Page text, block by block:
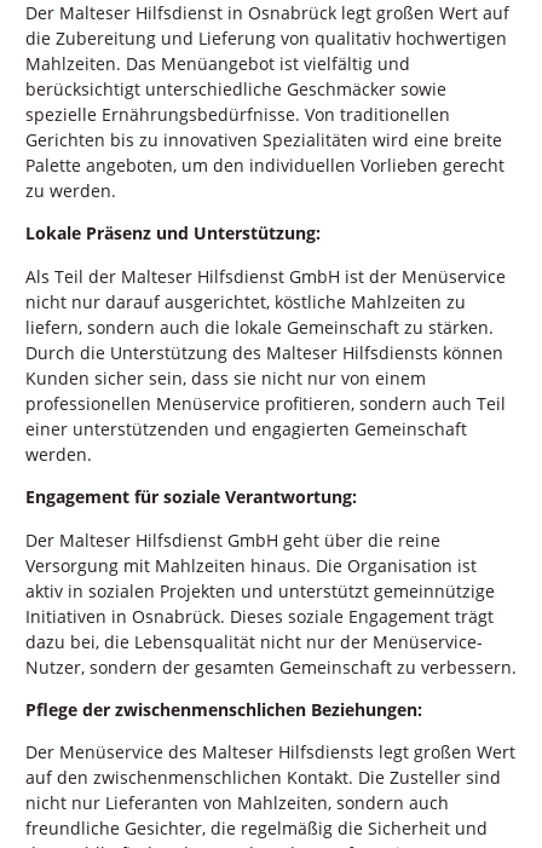
Der Malteser Hilfsdienst in Osnabrück legt großen Wert auf
die Zubereitung und Lieferung von qualitativ hochwertigen
Mahlzeiten. Das Menüangebot ist vielfältig und
berücksichtigt unterschiedliche Geschmäcker sowie
spezielle Ernährungsbedürfnisse. Von traditionellen
Gerichten bis zu innovativen Spezialitäten wird eine breite
Palette angeboten, um den individuellen Vorlieben gerecht
zu werden.
Lokale Präsenz und Unterstützung:
Als Teil der Malteser Hilfsdienst GmbH ist der Menüservice
nicht nur darauf ausgerichtet, köstliche Mahlzeiten zu
liefern, sondern auch die lokale Gemeinschaft zu stärken.
Durch die Unterstützung des Malteser Hilfsdiensts können
Kunden sicher sein, dass sie nicht nur von einem
professionellen Menüservice profitieren, sondern auch Teil
einer unterstützenden und engagierten Gemeinschaft
werden.
Engagement für soziale Verantwortung:
Der Malteser Hilfsdienst GmbH geht über die reine
Versorgung mit Mahlzeiten hinaus. Die Organisation ist
aktiv in sozialen Projekten und unterstützt gemeinnützige
Initiativen in Osnabrück. Dieses soziale Engagement trägt
dazu bei, die Lebensqualität nicht nur der Menüservice-
Nutzer, sondern der gesamten Gemeinschaft zu verbessern.
Pflege der zwischenmenschlichen Beziehungen:
Der Menüservice des Malteser Hilfsdiensts legt großen Wert
auf den zwischenmenschlichen Kontakt. Die Zusteller sind
nicht nur Lieferanten von Mahlzeiten, sondern auch
freundliche Gesichter, die regelmäßig die Sicherheit und